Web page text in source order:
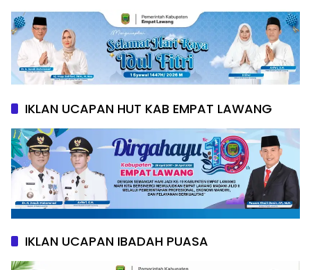
IKLAN UCAPAN HUT KAB EMPAT LAWANG
IKLAN UCAPAN IBADAH PUASA